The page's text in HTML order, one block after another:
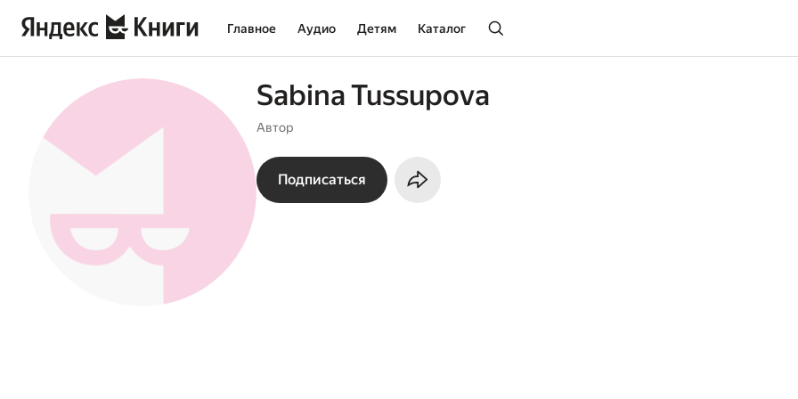
Главное Аудио Детям Каталог
Sabina Tussupova
Автор
Подписаться